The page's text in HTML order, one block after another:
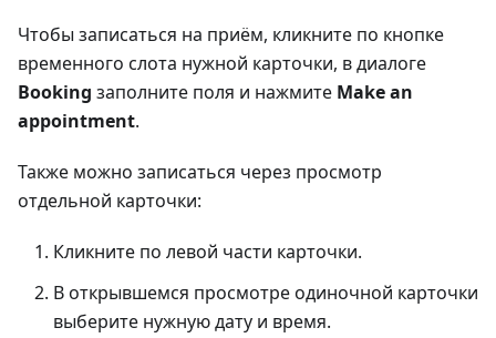
Чтобы записаться на приём, кликните по кнопке
временного слота нужной карточки, в диалоге
Booking заполните поля и нажмите Make an
appointment.
Также можно записаться через просмотр
отдельной карточки:
Кликните по левой части карточки.
В открывшемся просмотре одиночной карточки
выберите нужную дату и время.